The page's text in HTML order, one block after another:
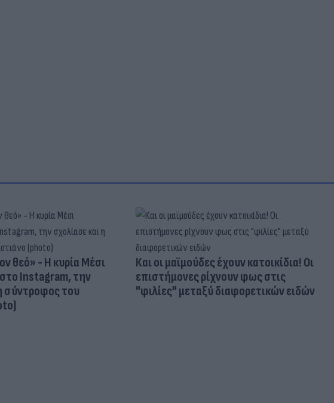
θεό» - Η κυρία Μέσι
Instagram, την
σύντροφος του
Και οι μαϊμούδες έχουν κατοικίδια! Οι
επιστήμονες ρίχνουν φως στις
"φιλίες" μεταξύ διαφορετικών ειδών